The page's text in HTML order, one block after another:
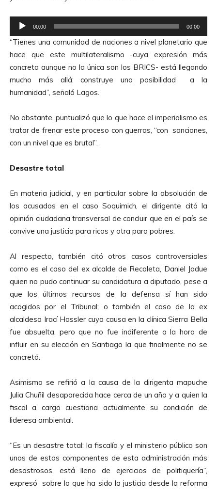
e
r
o
d
u
t
o
r
e
u
d
i
o
00:00 00:00
“Tienes una comunidad de naciones a nivel planetario que
hace que este multilateralismo -cuya expresión más
concreta aunque no la única son los BRICS- está llegando
mucho más allá: construye una posibilidad a la
humanidad”, señaló Lagos.
No obstante, puntualizó que lo que hace el imperialismo es
tratar de frenar este proceso con guerras, “con sanciones,
con un nivel que es brutal”.
Desastre total
En materia judicial, y en particular sobre la absolución de
los acusados en el caso Soquimich, el dirigente citó la
opinión ciudadana transversal de concluir que en el país se
convive una justicia para ricos y otra para pobres.
Al respecto, también citó otros casos controversiales
como es el caso del ex alcalde de Recoleta, Daniel Jadue
quien no pudo continuar su candidatura a diputado, pese a
que los últimos recursos de la defensa sí han sido
acogidos por el Tribunal; o también el caso de la ex
alcaldesa Irací Hassler cuya causa en la clínica Sierra Bella
fue absuelta, pero que no fue indiferente a la hora de
influir en su elección en Santiago la que finalmente no se
concretó.
Asimismo se refirió a la causa de la dirigenta mapuche
Julia Chuñil desaparecida hace cerca de un año y a quien la
fiscal a cargo cuestiona actualmente su condición de
lideresa ambiental.
“Es un desastre total: la fiscalía y el ministerio público son
unos de estos componentes de esta administración más
desastrosos, está lleno de ejercicios de politiquería”,
expresó sobre lo que ha sido la justicia desde la reforma